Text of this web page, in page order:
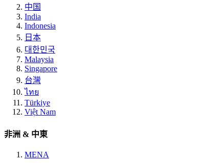
中国
India
Indonesia
日本
대한민국
Malaysia
Singapore
台灣
ไทย
Türkiye
Việt Nam
非洲 & 中東
MENA